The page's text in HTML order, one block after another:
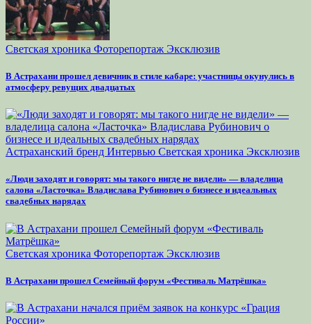
Светская хроника Фоторепортаж Эксклюзив
В Астрахани прошел девичник в стиле кабаре: участницы окунулись в
атмосферу ревущих двадцатых
Астраханский бренд Интервью Светская хроника Эксклюзив
«Люди заходят и говорят: мы такого нигде не видели» — владелица
салона «Ласточка» Владислава Рубинович о бизнесе и идеальных
свадебных нарядах
Светская хроника Фоторепортаж Эксклюзив
В Астрахани прошел Семейный форум «Фестиваль Матрёшка»